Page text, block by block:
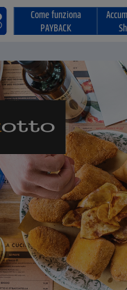
Come funziona
PAYBACK